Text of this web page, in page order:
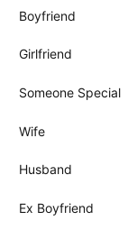
Boyfriend
Girlfriend
Someone Special
Wife
Husband
Ex Boyfriend